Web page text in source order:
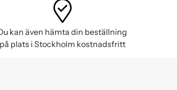
kan även hämta din beställning
på plats i Stockholm kostnadsfritt